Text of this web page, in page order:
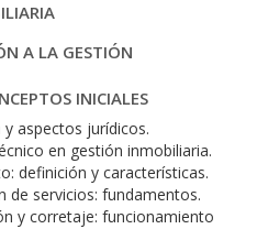
A LA GESTIÓN
INICIALES
aspectos jurídicos.
en gestión inmobiliaria.
definición y características.
de servicios: fundamentos.
y corretaje: funcionamiento